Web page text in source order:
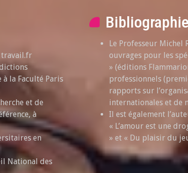
travail.fr
la Faculté Paris
et de
à
en
National des
Le Professeur Michel
ouvrages pour les
» (éditions
professionnels
rapports sur
internationales et de
Il est également
« L’amour est une
» et « Du plaisir du